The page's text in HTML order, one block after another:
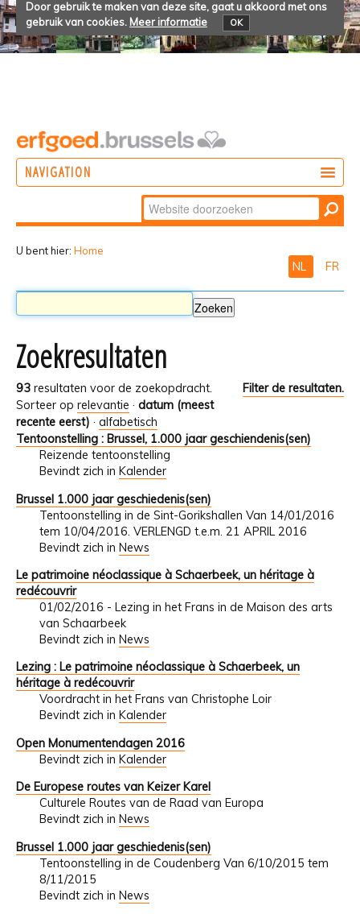
Door gebruik te maken van deze site, gaat u akkoord met ons
gebruik van cookies. Meer informatie OK
NAVIGATION
Zoek
Geavanceerd
U bent hier: Home
NL FR
Zoekresultaten
93 resultaten voor de zoekopdracht.
Filter de resultaten.
Sorteer op relevantie · datum (meest
recente eerst) · alfabetisch
Tentoonstelling : Brussel, 1.000 jaar geschiendenis(sen)
Reizende tentoonstelling
Bevindt zich in Kalender
Brussel 1.000 jaar geschiedenis(sen)
Tentoonstelling in de Sint-Gorikshallen Van 14/01/2016
tem 10/04/2016. VERLENGD t.e.m. 21 APRIL 2016
Bevindt zich in News
Le patrimoine néoclassique à Schaerbeek, un héritage à
redécouvrir
01/02/2016 - Lezing in het Frans in de Maison des arts
van Schaarbeek
Bevindt zich in News
Lezing : Le patrimoine néoclassique à Schaerbeek, un
héritage à redécouvrir
Voordracht in het Frans van Christophe Loir
Bevindt zich in Kalender
Open Monumentendagen 2016
Bevindt zich in Kalender
De Europese routes van Keizer Karel
Culturele Routes van de Raad van Europa
Bevindt zich in News
Brussel 1.000 jaar geschiedenis(sen)
Tentoonstelling in de Coudenberg Van 6/10/2015 tem
8/11/2015
Bevindt zich in News